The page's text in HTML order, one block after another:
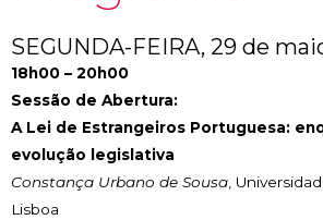
SEGUNDA-FEIRA, 29 de
18h00 – 20h00
Sessão de Abertura:
A Lei de Estrangeiros Portuguesa:
evolução legislativa
Constança Urbano de Sousa ,
Lisboa